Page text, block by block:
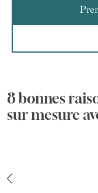
8 bonnes
sur mesure